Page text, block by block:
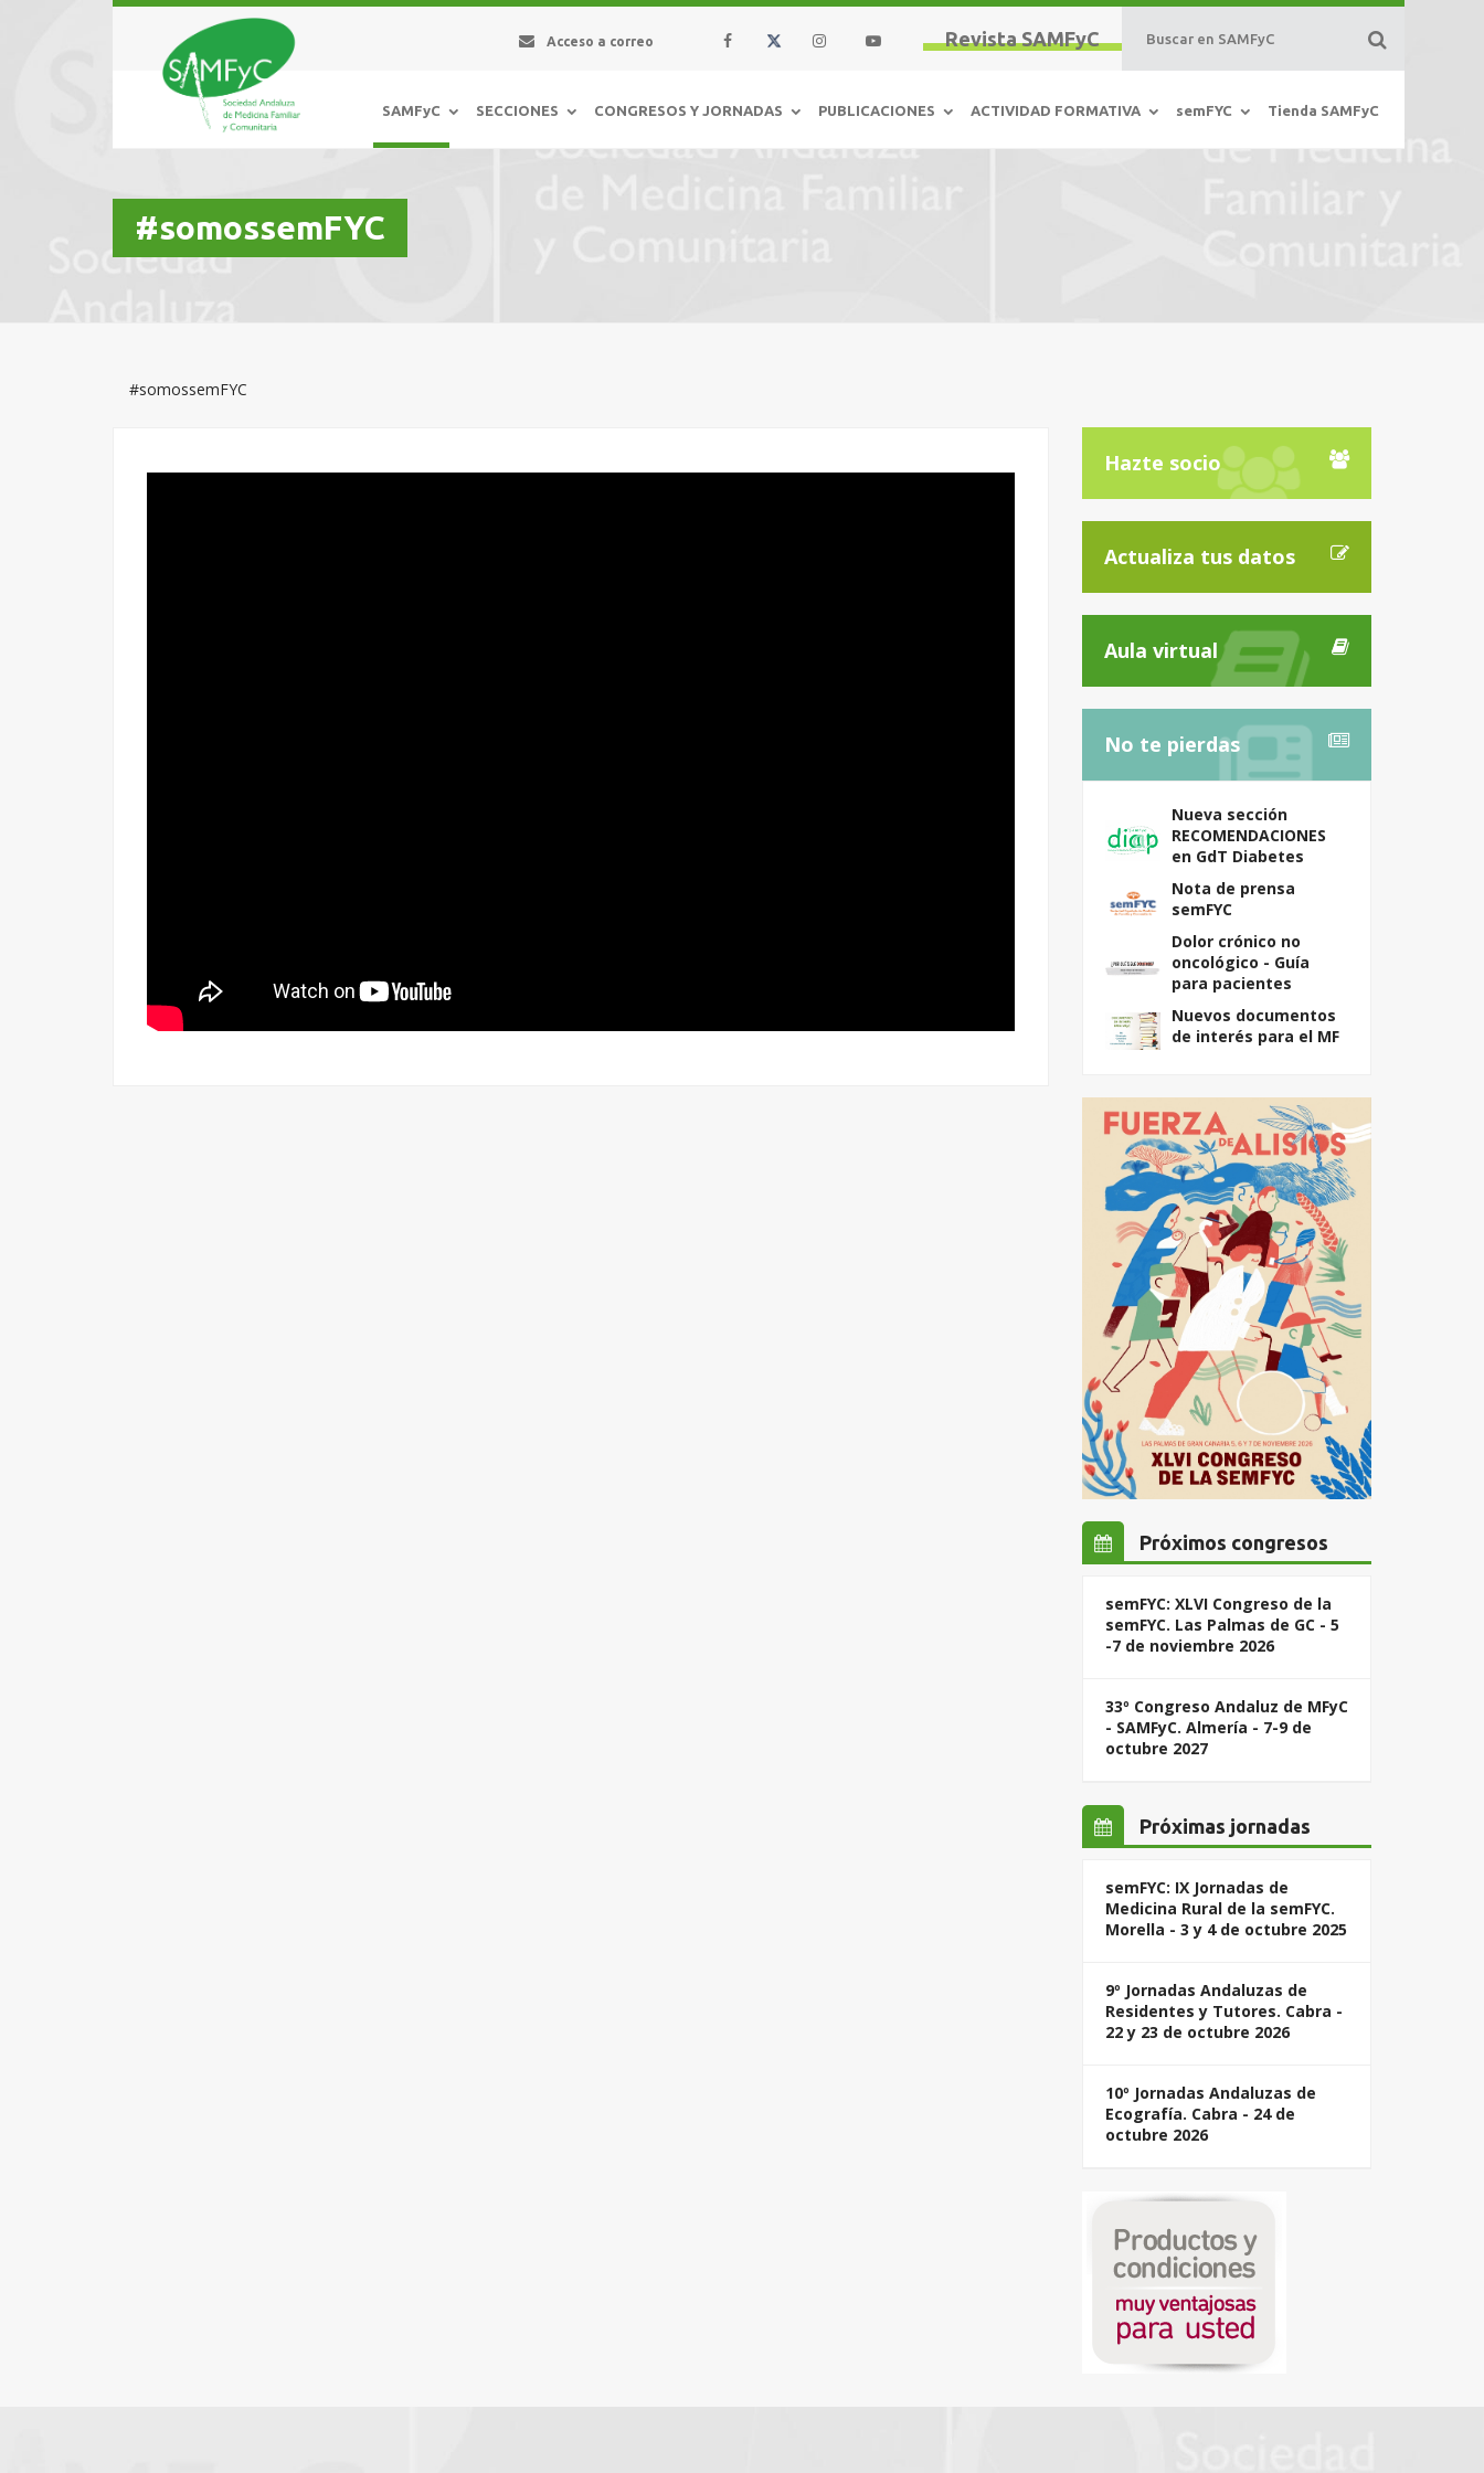
Revista SAMFyC
Acceso a correo
SAMFyC SECCIONES CONGRESOS Y JORNADAS PUBLICACIONES ACTIVIDAD FORMATIVA semFYC Tienda SAMFyC
#somossemFYC
#somossemFYC
Hazte socio
Actualiza tus datos
Aula virtual
No te pierdas
Nueva sección
RECOMENDACIONES
en GdT Diabetes
Nota de prensa
semFYC
Dolor crónico no
oncológico - Guía
para pacientes
Nuevos documentos
de interés para el MF
Próximos congresos
semFYC: XLVI Congreso de la
semFYC. Las Palmas de GC - 5
-7 de noviembre 2026
33º Congreso Andaluz de MFyC
- SAMFyC. Almería - 7-9 de
octubre 2027
Próximas jornadas
semFYC: IX Jornadas de
Medicina Rural de la semFYC.
Morella - 3 y 4 de octubre 2025
9º Jornadas Andaluzas de
Residentes y Tutores. Cabra -
22 y 23 de octubre 2026
10º Jornadas Andaluzas de
Ecografía. Cabra - 24 de
octubre 2026